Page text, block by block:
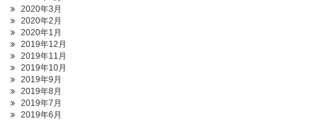
2020年3月
2020年2月
2020年1月
2019年12月
2019年11月
2019年10月
2019年9月
2019年8月
2019年7月
2019年6月